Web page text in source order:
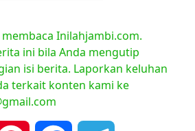
Inilahjambi.com.
ini bila Anda mengutip
isi berita. Laporkan keluhan
terkait konten kami ke